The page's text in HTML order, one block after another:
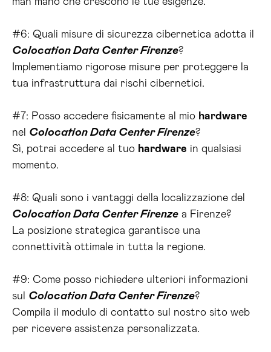
#6: Quali misure di sicurezza cibernetica adotta il
Colocation Data Center Firenze?
Implementiamo rigorose misure per proteggere la
tua infrastruttura dai rischi cibernetici.
#7: Posso accedere fisicamente al mio hardware
nel Colocation Data Center Firenze?
Sì, potrai accedere al tuo hardware in qualsiasi
momento.
#8: Quali sono i vantaggi della localizzazione del
Colocation Data Center Firenze a Firenze?
La posizione strategica garantisce una
connettività ottimale in tutta la regione.
#9: Come posso richiedere ulteriori informazioni
sul Colocation Data Center Firenze?
Compila il modulo di contatto sul nostro sito web
per ricevere assistenza personalizzata.